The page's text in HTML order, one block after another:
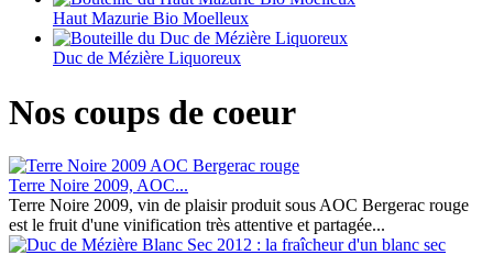
Haut Mazurie Bio Moelleux
Duc de Mézière Liquoreux
Nos coups de coeur
Terre Noire 2009, AOC...
Terre Noire 2009, vin de plaisir produit sous AOC Bergerac rouge
est le fruit d'une vinification très attentive et partagée...